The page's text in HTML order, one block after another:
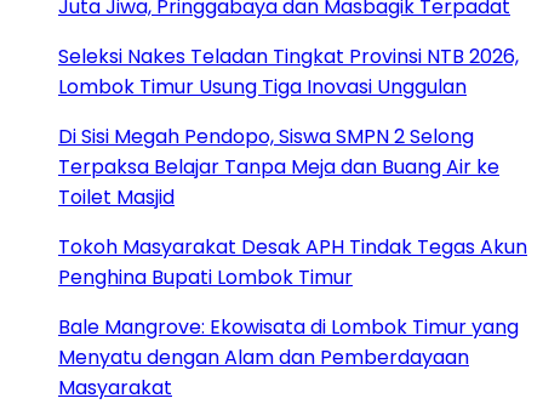
Juta Jiwa, Pringgabaya dan Masbagik Terpadat
Seleksi Nakes Teladan Tingkat Provinsi NTB 2026,
Lombok Timur Usung Tiga Inovasi Unggulan
Di Sisi Megah Pendopo, Siswa SMPN 2 Selong
Terpaksa Belajar Tanpa Meja dan Buang Air ke
Toilet Masjid
Tokoh Masyarakat Desak APH Tindak Tegas Akun
Penghina Bupati Lombok Timur
Bale Mangrove: Ekowisata di Lombok Timur yang
Menyatu dengan Alam dan Pemberdayaan
Masyarakat